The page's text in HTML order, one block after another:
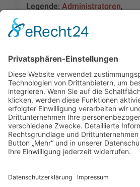
Legende: Administratoren,
Kürzlich registrierte Benutzer
Beiträge insgesamt
109491
•
9528• Mitglieder insgesamt
neuestes Mitglied:sky1005